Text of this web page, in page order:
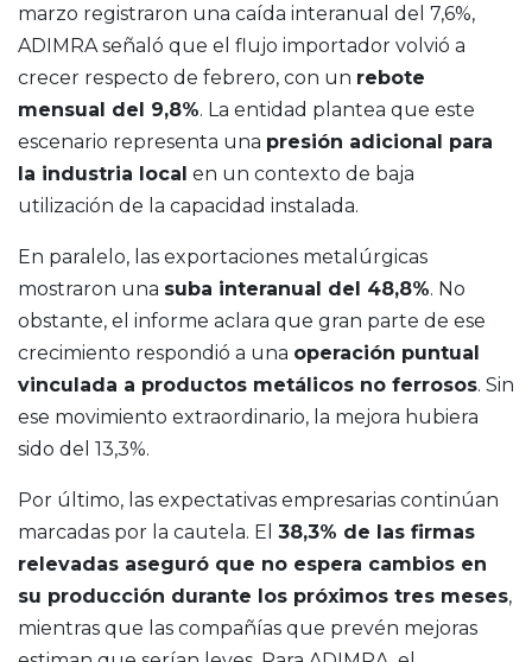
marzo registraron una caída interanual del 7,6%,
ADIMRA señaló que el flujo importador volvió a
crecer respecto de febrero, con un rebote
mensual del 9,8%. La entidad plantea que este
escenario representa una presión adicional para
la industria local en un contexto de baja
utilización de la capacidad instalada.
En paralelo, las exportaciones metalúrgicas
mostraron una suba interanual del 48,8%. No
obstante, el informe aclara que gran parte de ese
crecimiento respondió a una operación puntual
vinculada a productos metálicos no ferrosos. Sin
ese movimiento extraordinario, la mejora hubiera
sido del 13,3%.
Por último, las expectativas empresarias continúan
marcadas por la cautela. El 38,3% de las firmas
relevadas aseguró que no espera cambios en
su producción durante los próximos tres meses,
mientras que las compañías que prevén mejoras